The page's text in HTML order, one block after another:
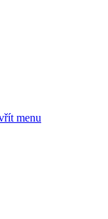
menu